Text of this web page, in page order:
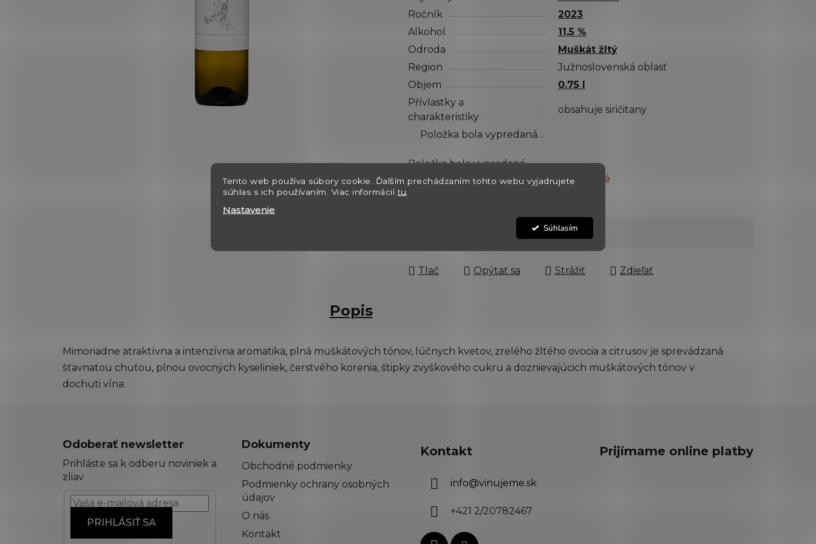
Tento web používa súbory cookie. Ďalším prechádzaním tohto webu vyjadrujete
súhlas s ich používaním. Viac informáciítu
Nastavenie
Súhlasím
hviezdičiek.
Ročník
2023
Alkohol
11,5 %
Odroda
Muškát žltý
Region
Južnoslovenská oblasť
Objem
0.75 l
Přívlastky a
charakteristiky
obsahuje siričitany
Položka bola vypredaná…
Položka bola vypredaná…
Dostupnosť
Vypredané
Jednotková cena:
Tlač
Opýtať sa Strážiť Zdieľať
Popis
Mimoriadne atraktívna a intenzívna aromatika, plná muškátových tónov, lúčnych kvetov, zrelého žltého ovocia a citrusov je sprevádzaná
šťavnatou chuťou, plnou ovocných kyseliniek, čerstvého korenia, štipky zvyškového cukru a doznievajúcich muškátových tónov v
dochuti vína.
Odoberať newsletter
Prihláste sa k odberu noviniek a
zliav
PRIHLÁSIŤ SA
Dokumenty
Obchodné podmienky
Podmienky ochrany osobných
údajov
O nás
Kontakt
Kontakt
info@vinujeme.sk
+421 2/20782467
Prijímame online platby